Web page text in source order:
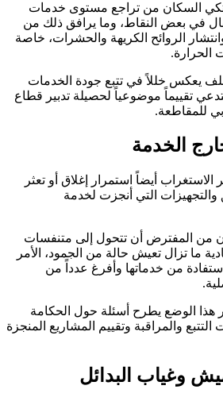
السكان من تراجع مستوى خدمات
في بعض النقاط، وما يرافق ذلك من
الروائح الكريهة والحشرات، خاصة
الحرارة.
يعكس خللاً في تتبع جودة الخدمات
تقييماً موضوعياً لحصيلة تدبير قطاع
للمقاطعة.
الخدمة
الاستغراب أيضاً استمرار إغلاق أو تعثر
التي أنجزت لخدمة
من المفترض أن تتحول إلى متنفسات
ما تزال تعيش حالة من الجمود، الأمر
من خدماتها وأفرغ عدداً من
هذا الوضع يطرح أسئلة حول الحكامة
التتبع والمراقبة وتقييم المشاريع المنجزة
وغياب البدائل